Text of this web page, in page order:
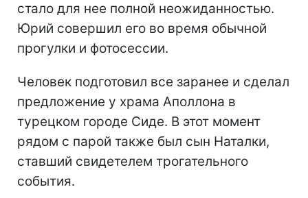
стало для нее полной неожиданностью.
Юрий совершил его во время обычной
прогулки и фотосессии.
Человек подготовил все заранее и сделал
предложение у храма Аполлона в
турецком городе Сиде. В этот момент
рядом с парой также был сын Наталки,
ставший свидетелем трогательного
события.